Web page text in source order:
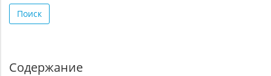
строку
для
Поиск
Содержание